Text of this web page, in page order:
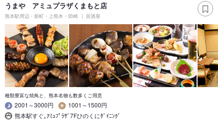
うまや アミュプラザくまもと店
熊本駅周辺・新町・上熊本・田崎 居酒屋
種類豊富な焼鳥と、熊本名物も数多くご用意
2001～3000円
1001～1500円
熊本駅すぐ｡ｱﾐｭﾌﾟﾗｻﾞ7Fひのくにﾀﾞｲﾆﾝｸﾞ